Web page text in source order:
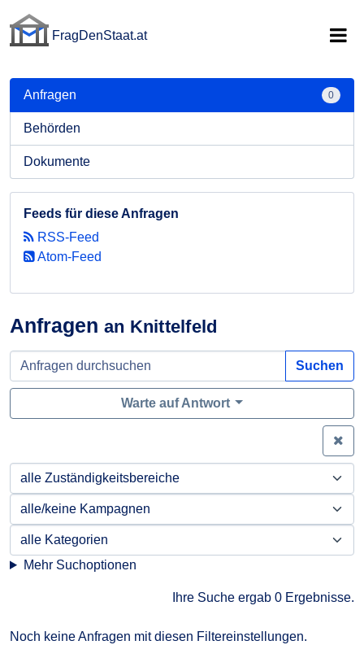
FragDenStaat.at
Anfragen an Knittelfeld
Suchen
Warte auf Antwort
Mehr Suchoptionen
Ihre Suche ergab 0 Ergebnisse.
Noch keine Anfragen mit diesen Filtereinstellungen.
Anfragen 0
Behörden
Dokumente
Feeds für diese Anfragen
RSS-Feed
Atom-Feed